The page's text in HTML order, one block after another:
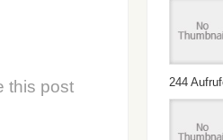
this post 244